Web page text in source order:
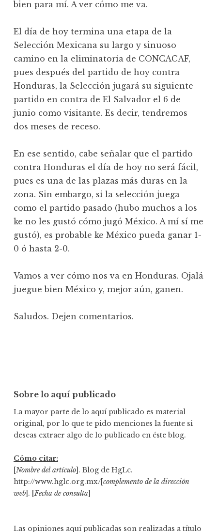
bien para mí. A ver cómo me va.
El día de hoy termina una etapa de la
Selección Mexicana su largo y sinuoso
camino en la eliminatoria de CONCACAF,
pues después del partido de hoy contra
Honduras, la Selección jugará su siguiente
partido en contra de El Salvador el 6 de
junio como visitante. Es decir, tendremos
dos meses de receso.
En ese sentido, cabe señalar que el partido
contra Honduras el día de hoy no será fácil,
pues es una de las plazas más duras en la
zona. Sin embargo, si la selección juega
como el partido pasado (hubo muchos a los
ke no les gustó cómo jugó México. A mí sí me
gustó), es probable ke México pueda ganar 1-
0 ó hasta 2-0.
Vamos a ver cómo nos va en Honduras. Ojalá
juegue bien México y, mejor aún, ganen.
Saludos. Dejen comentarios.
Sobre lo aquí publicado
La mayor parte de lo aquí publicado es material
original, por lo que te pido menciones la fuente si
deseas extraer algo de lo publicado en éste blog.
Cómo citar:
[Nombre del artículo]. Blog de HgLc.
http://www.hglc.org.mx/[complemento de la dirección
web]. [Fecha de consulta]
Las opiniones aquí publicadas son realizadas a título